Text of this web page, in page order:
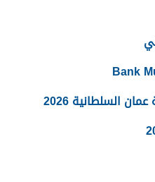
السلطانية 2026